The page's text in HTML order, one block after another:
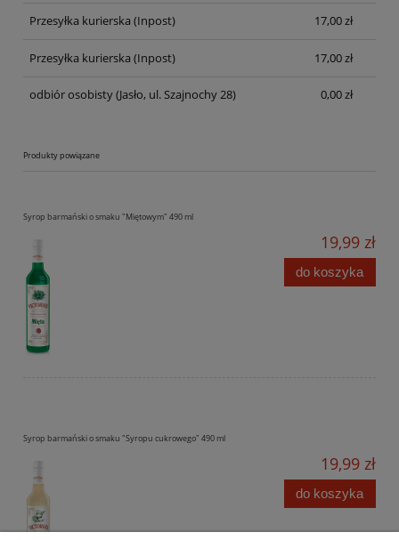
Przesyłka kurierska (Inpost) 17,00 zł
Przesyłka kurierska (Inpost) 17,00 zł
odbiór osobisty(Jasło, ul. Szajnochy 28) 0,00 zł
Produkty powiązane
Syrop barmański o smaku "Miętowym" 490 ml
19,99 zł
do koszyka
Syrop barmański o smaku "Syropu cukrowego" 490 ml
19,99 zł
do koszyka